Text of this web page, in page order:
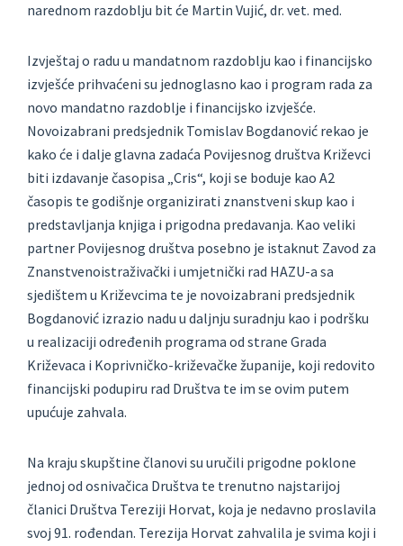
narednom razdoblju bit će Martin Vujić, dr. vet. med.
Izvještaj o radu u mandatnom razdoblju kao i financijsko
izvješće prihvaćeni su jednoglasno kao i program rada za
novo mandatno razdoblje i financijsko izvješće.
Novoizabrani predsjednik Tomislav Bogdanović rekao je
kako će i dalje glavna zadaća Povijesnog društva Križevci
biti izdavanje časopisa „Cris“, koji se boduje kao A2
časopis te godišnje organizirati znanstveni skup kao i
predstavljanja knjiga i prigodna predavanja. Kao veliki
partner Povijesnog društva posebno je istaknut Zavod za
Znanstvenoistraživački i umjetnički rad HAZU-a sa
sjedištem u Križevcima te je novoizabrani predsjednik
Bogdanović izrazio nadu u daljnju suradnju kao i podršku
u realizaciji određenih programa od strane Grada
Križevaca i Koprivničko-križevačke županije, koji redovito
financijski podupiru rad Društva te im se ovim putem
upućuje zahvala.
Na kraju skupštine članovi su uručili prigodne poklone
jednoj od osnivačica Društva te trenutno najstarijoj
članici Društva Tereziji Horvat, koja je nedavno proslavila
svoj 91. rođendan. Terezija Horvat zahvalila je svima koji i